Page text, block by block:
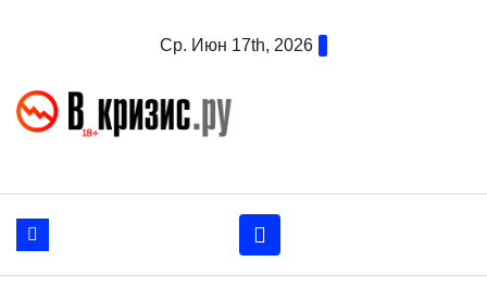
Ср. Июн 17th, 2026